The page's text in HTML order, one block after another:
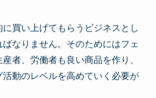
買い上げてもらうビジネスとし
なりません。そのためにはフェ
者、労働者も良い商品を作り、
活動のレベルを高めていく必要が